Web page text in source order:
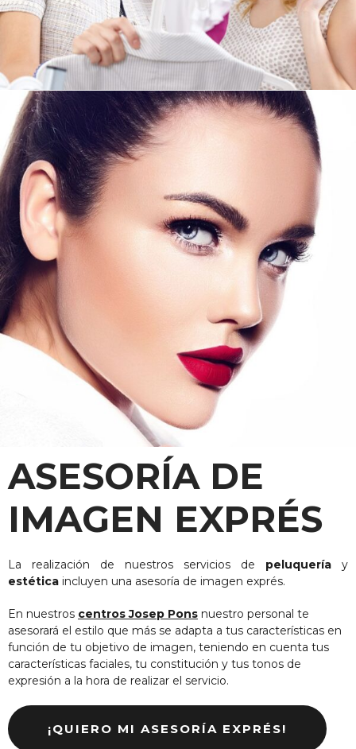
ASESORÍA DE
IMAGEN EXPRÉS
La realización de nuestros servicios de peluquería y
estética incluyen una asesoría de imagen exprés.
En nuestros centros Josep Pons nuestro personal te
asesorará el estilo que más se adapta a tus características en
función de tu objetivo de imagen, teniendo en cuenta tus
características faciales, tu constitución y tus tonos de
expresión a la hora de realizar el servicio.
¡QUIERO MI ASESORÍA EXPRÉS!